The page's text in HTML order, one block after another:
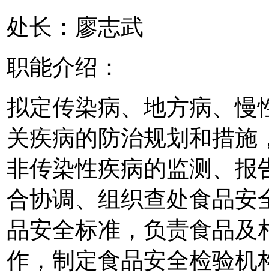
处长：廖志武
职能介绍：
拟定传染病、地方病、慢
关疾病的防治规划和措
非传染性疾病的监测、报
合协调、组织查处食品安
品安全标准，负责食品及
作，制定食品安全检验机